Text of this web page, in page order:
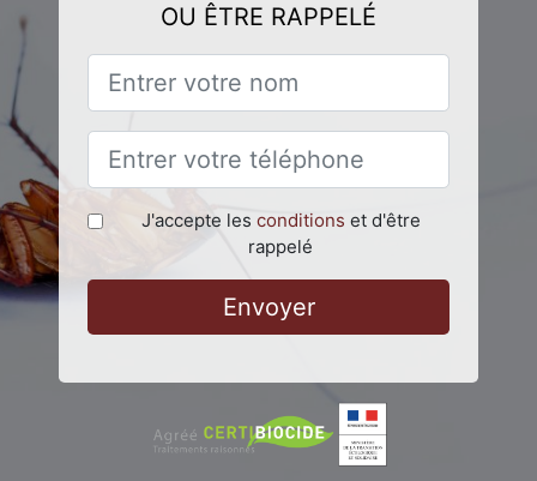
OU ÊTRE RAPPELÉ
J'accepte les conditions et d'être
rappelé
Envoyer